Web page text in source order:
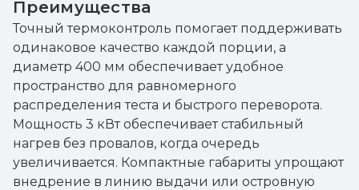
Преимущества
Точный термоконтроль помогает поддерживать
одинаковое качество каждой порции, а
диаметр 400 мм обеспечивает удобное
пространство для равномерного
распределения теста и быстрого переворота.
Мощность 3 кВт обеспечивает стабильный
нагрев без провалов, когда очередь
увеличивается. Компактные габариты упрощают
внедрение в линию выдачи или островную